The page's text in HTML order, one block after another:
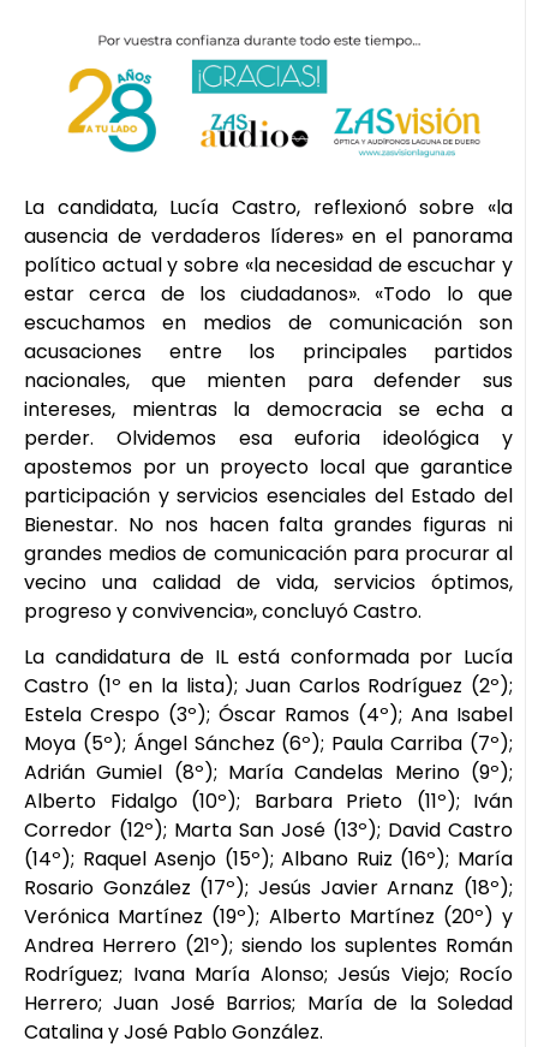
La candidata, Lucía Castro, reflexionó sobre «la
ausencia de verdaderos líderes» en el panorama
político actual y sobre «la necesidad de escuchar y
estar cerca de los ciudadanos». «Todo lo que
escuchamos en medios de comunicación son
acusaciones entre los principales partidos
nacionales, que mienten para defender sus
intereses, mientras la democracia se echa a
perder. Olvidemos esa euforia ideológica y
apostemos por un proyecto local que garantice
participación y servicios esenciales del Estado del
Bienestar. No nos hacen falta grandes figuras ni
grandes medios de comunicación para procurar al
vecino una calidad de vida, servicios óptimos,
progreso y convivencia», concluyó Castro.
La candidatura de IL está conformada por Lucía
Castro (1º en la lista); Juan Carlos Rodríguez (2º);
Estela Crespo (3º); Óscar Ramos (4º); Ana Isabel
Moya (5º); Ángel Sánchez (6º); Paula Carriba (7º);
Adrián Gumiel (8º); María Candelas Merino (9º);
Alberto Fidalgo (10º); Barbara Prieto (11º); Iván
Corredor (12º); Marta San José (13º); David Castro
(14º); Raquel Asenjo (15º); Albano Ruiz (16º); María
Rosario González (17º); Jesús Javier Arnanz (18º);
Verónica Martínez (19º); Alberto Martínez (20º) y
Andrea Herrero (21º); siendo los suplentes Román
Rodríguez; Ivana María Alonso; Jesús Viejo; Rocío
Herrero; Juan José Barrios; María de la Soledad
Catalina y José Pablo González.